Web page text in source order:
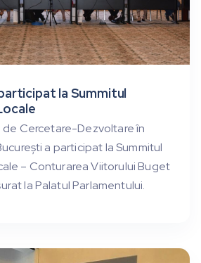
la Summitul
Cercetare-Dezvoltare în
a participat la Summitul
– Conturarea Viitorului Buget
la Palatul Parlamentului.